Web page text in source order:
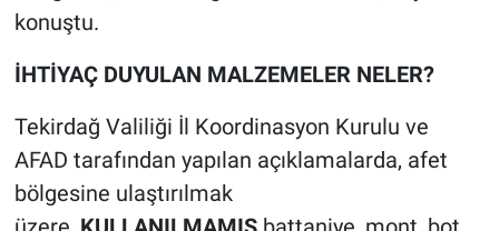
konuştu.
İHTİYAÇ DUYULAN MALZEMELER NELER?
Tekirdağ Valiliği İl Koordinasyon Kurulu ve
AFAD tarafından yapılan açıklamalarda, afet
bölgesine ulaştırılmak